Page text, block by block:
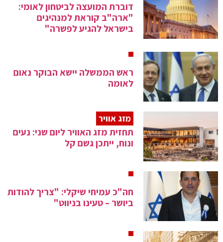
דוברת המועצה לביטחון לאומי:
"ארה"ב קוראת למנהיגים
בישראל להגיע לפשרה"
ראש הממשלה יישא הבוקר נאום
לאומה
מזג אוויר
תחזית מזג האוויר ליום שני: נעים
ונוח, ייתכן גשם קל
חה"כ עמיחי שיקלי: "צריך להודות
ביושר – טעינו בניווט"